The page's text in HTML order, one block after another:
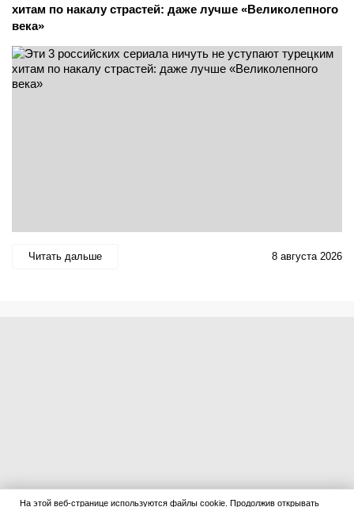
хитам по накалу страстей: даже лучше «Великолепного
века»
Читать дальше 8 августа 2026
На этой веб-странице используются файлы cookie. Продолжив открывать